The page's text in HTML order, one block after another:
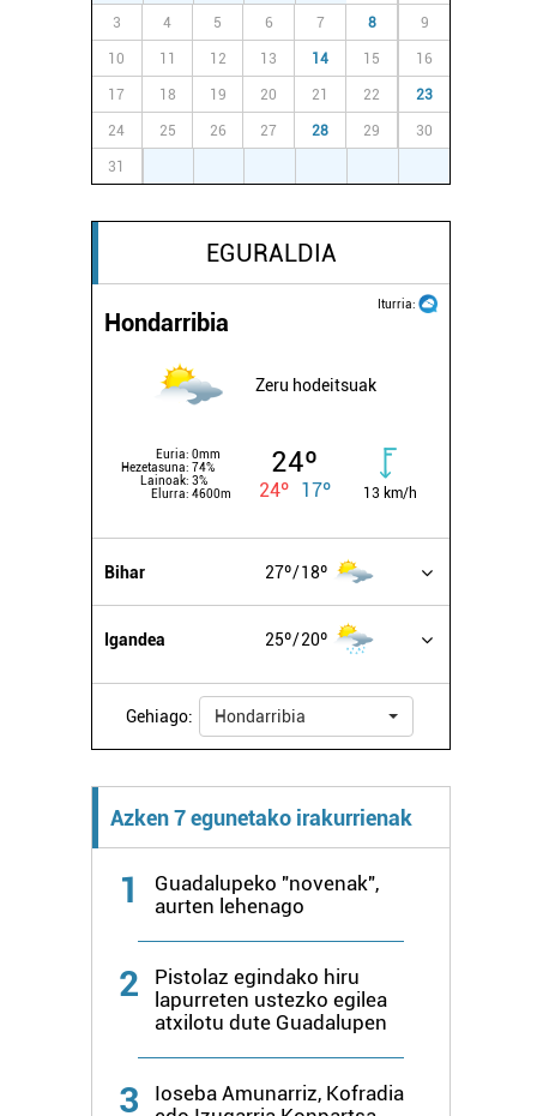
3 4 5 6 7 8 9
10 11 12 13 14 15 16
17 18 19 20 21 22 23
24 25 26 27 28 29 30
31
EGURALDIA
Iturria:
Hondarribia
Zeru hodeitsuak
Euria: 0mm
Hezetasuna: 74%
Lainoak: 3%
Elurra: 4600m
24º
24º 17º 13 km/h
Bihar 27º 18º
Igandea 25º 20º
Gehiago: Hondarribia
Azken 7 egunetako irakurrienak
1
Guadalupeko "novenak",
aurten lehenago
2
Pistolaz egindako hiru
lapurreten ustezko egilea
atxilotu dute Guadalupen
3
Ioseba Amunarriz, Kofradia